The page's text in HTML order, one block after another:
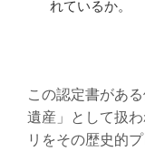
れているか。
この認定書があ
遺産」として扱
リをその歴史的